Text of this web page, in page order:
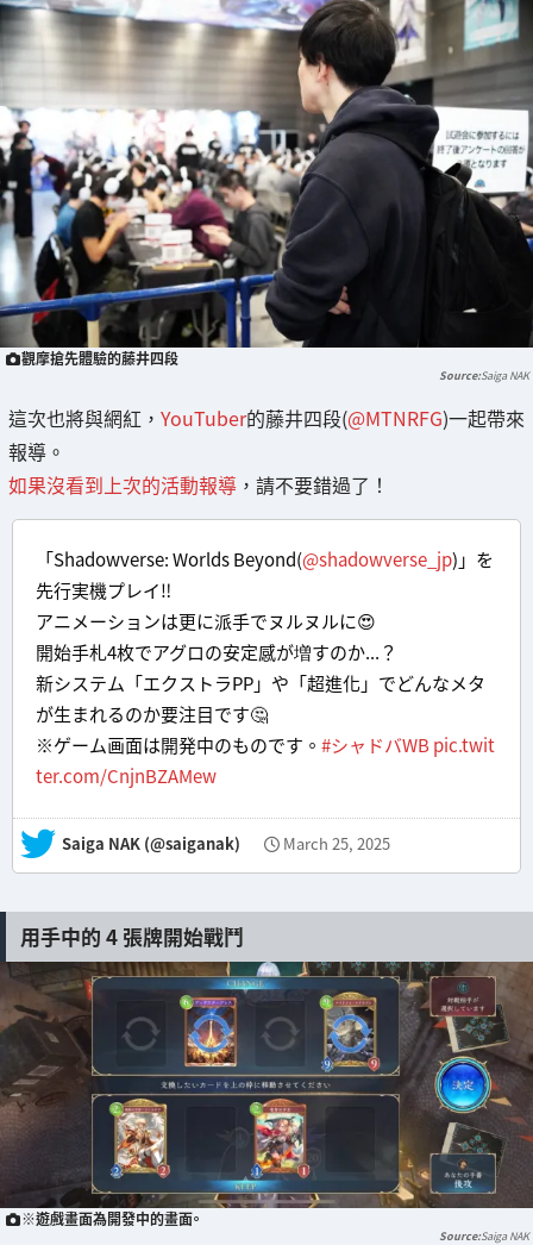
觀摩搶先體驗的藤井四段
Saiga NAK
這次也將與網紅， YouTuber的藤井四段(@MTNRFG)一起帶來
報導。
如果沒看到上次的活動報導 ，請不要錯過了！
「Shadowverse: Worlds Beyond(@shadowverse_jp)」を
先行実機プレイ‼️
アニメーションは更に派手でヌルヌルに😍
開始手札4枚でアグロの安定感が増すのか...？
新システム「エクストラPP」や「超進化」でどんなメタ
が生まれるのか要注目です🤔
※ゲーム画面は開発中のものです。 #シャドバWB pic.twit
ter.com/CnjnBZAMew
— Saiga NAK (@saiganak) March 25, 2025
用手中的 4 張牌開始戰鬥
※遊戲畫面為開發中的畫面。
Saiga NAK